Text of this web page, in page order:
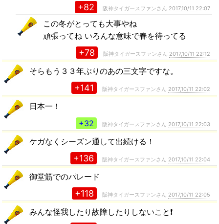
+82 阪神タイガースファンさん 2017,10/11 22:07
この冬がとっても大事やね
頑張ってね いろんな意味で春を待ってる
+78 阪神タイガースファンさん 2017,10/11 22:12
そらもう３３年ぶりのあの三文字ですな。
+141 阪神タイガースファンさん 2017,10/11 22:02
日本一！
+32
阪神タイガースファンさん 2017,10/11 22:03
ケガなくシーズン通して出続ける！
+136 阪神タイガースファンさん 2017,10/11 22:04
御堂筋でのパレード
+118 阪神タイガースファンさん 2017,10/11 22:05
みんな怪我したり故障したりしないこと❗